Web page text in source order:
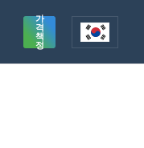
가
격
책
정